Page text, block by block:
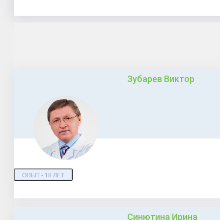
Зубарев Виктор
ОПЫТ - 18 ЛЕТ
Синютина Ирина